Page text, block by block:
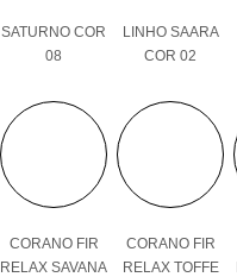
SATURNO COR
08
LINHO SAARA
COR 02
CORANO FIR
RELAX SAVANA
CORANO FIR
RELAX TOFFE